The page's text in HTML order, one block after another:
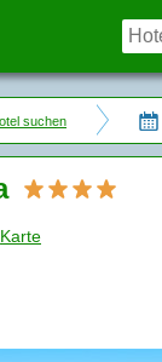
suchen
Karte